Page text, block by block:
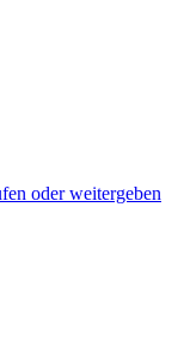
oder weitergeben